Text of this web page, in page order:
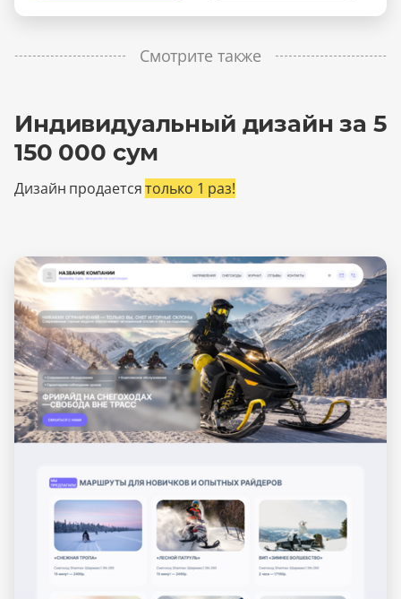
Смотрите также
Индивидуальный дизайн за 5
150 000 сум
Дизайн продаетсятолько 1 раз!